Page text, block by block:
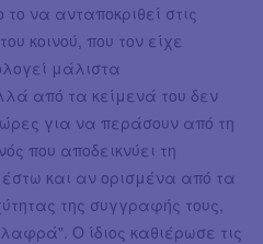
να ανταποκριθεί στις
κοινού, που τον είχε
μάλιστα
από τα κείμενά του δεν
για να περάσουν από τη
που αποδεικνύει τη
και αν ορισμένα από τα
της συγγραφής τους,
Ο ίδιος καθιέρωσε τις